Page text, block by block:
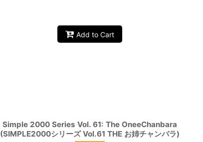
Add to Cart
Simple 2000 Series Vol. 61: The OneeChanbara
(SIMPLE2000シリーズ Vol.61 THE お姉チャンバラ)